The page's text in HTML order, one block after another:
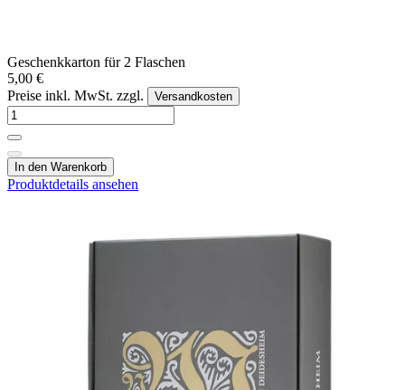
Geschenkkarton für 2 Flaschen
5,00 €
Preise inkl. MwSt. zzgl.
Versandkosten
In den Warenkorb
Produktdetails ansehen